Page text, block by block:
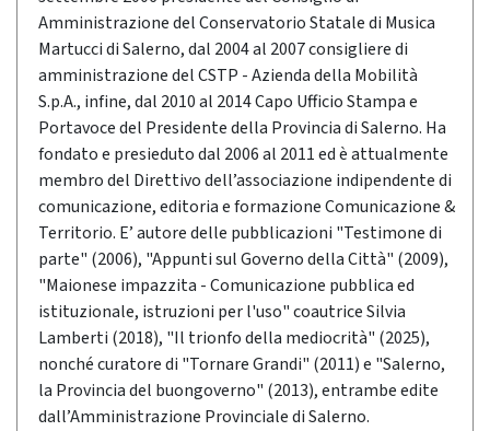
Amministrazione del Conservatorio Statale di Musica
Martucci di Salerno, dal 2004 al 2007 consigliere di
amministrazione del CSTP - Azienda della Mobilità
S.p.A., infine, dal 2010 al 2014 Capo Ufficio Stampa e
Portavoce del Presidente della Provincia di Salerno. Ha
fondato e presieduto dal 2006 al 2011 ed è attualmente
membro del Direttivo dell’associazione indipendente di
comunicazione, editoria e formazione Comunicazione &
Territorio. E’ autore delle pubblicazioni "Testimone di
parte" (2006), "Appunti sul Governo della Città" (2009),
"Maionese impazzita - Comunicazione pubblica ed
istituzionale, istruzioni per l'uso" coautrice Silvia
Lamberti (2018), "Il trionfo della mediocrità" (2025),
nonché curatore di "Tornare Grandi" (2011) e "Salerno,
la Provincia del buongoverno" (2013), entrambe edite
dall’Amministrazione Provinciale di Salerno.